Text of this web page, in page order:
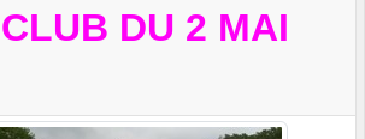
DU 2 MAI